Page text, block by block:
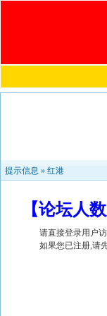
提示信息 » 红港
【论坛人
请直接登录用户
如果您已注册,请